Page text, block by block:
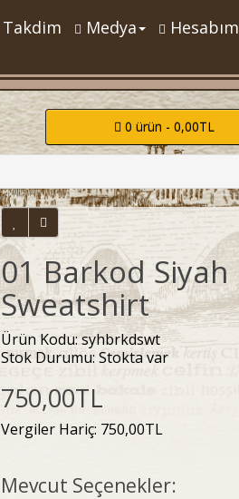
Takdim Medya Hesabım
0 ürün - 0,00TL
01 Barkod Siyah
Sweatshirt
Ürün Kodu: syhbrkdswt
Stok Durumu: Stokta var
750,00TL
Vergiler Hariç: 750,00TL
Mevcut Seçenekler: